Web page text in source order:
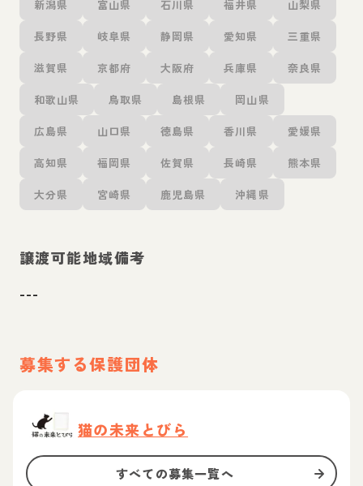
新潟県 富山県 石川県 福井県 山梨県
長野県 岐阜県 静岡県 愛知県 三重県
滋賀県 京都府 大阪府 兵庫県 奈良県
和歌山県 鳥取県 島根県 岡山県
広島県 山口県 徳島県 香川県 愛媛県
高知県 福岡県 佐賀県 長崎県 熊本県
大分県 宮崎県 鹿児島県 沖縄県
譲渡可能地域備考
---
募集する保護団体
猫の未来とびら
すべての募集一覧へ